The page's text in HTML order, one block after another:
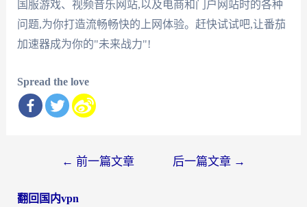
国服游戏、视频音乐网站,以及电商和门户网站时的各种
问题,为你打造流畅畅快的上网体验。赶快试试吧,让番茄
加速器成为你的"未来战力"!
Spread the love
导
← 前一篇文章 后一篇文章 →
翻回国内vpn